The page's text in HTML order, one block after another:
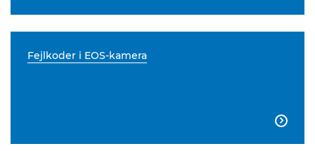
Fejlkoder i EOS-kamera
